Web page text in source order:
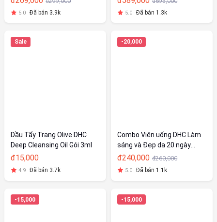
5.0 Đã bán 3.9k 5.0 Đã bán 1.3k
Sale
Dầu Tẩy Trang Olive DHC
Deep Cleansing Oil Gói 3ml
đ15,000
4.9 Đã bán 3.7k
-20,000
Combo Viên uống DHC Làm
sáng và Đẹp da 20 ngày
(Collagen & VitC)
đ240,000 đ260,000
5.0 Đã bán 1.1k
-15,000 -15,000